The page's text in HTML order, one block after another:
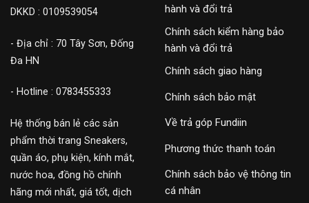
DKKD : 0109539054
- Địa chỉ : 70 Tây Sơn, Đống
Đa HN
- Hotline : 0783455333
Hệ thống bán lẻ các sản
phẩm thời trang Sneakers,
quần áo, phụ kiện, kính mắt,
nước hoa, đồng hồ chính
hãng mới nhất, giá tốt, dịch
hành và đổi trả
Chính sách kiểm hàng bảo
hành và đổi trả
Chính sách giao hàng
Chính sách bảo mật
Về trả góp Fundiin
Phương thức thanh toán
Chính sách bảo vệ thông tin
cá nhân